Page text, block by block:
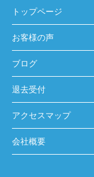
トップページ
お客様の声
ブログ
退去受付
アクセスマップ
会社概要